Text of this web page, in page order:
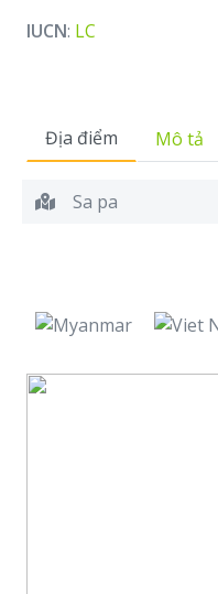
IUCN: LC
Địa điểm Mô tả
Sa pa